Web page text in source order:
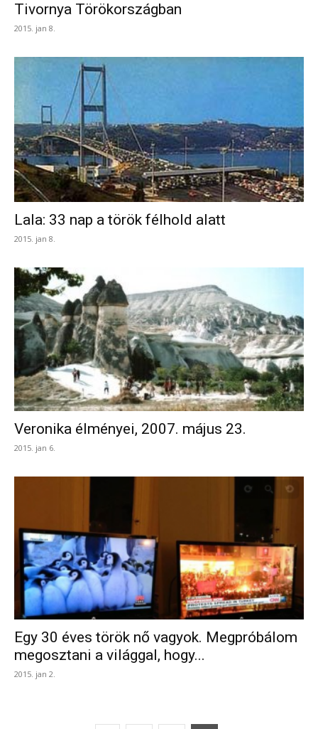
Tivornya Törökországban
2015. jan 8.
Lala: 33 nap a török félhold alatt
2015. jan 8.
Veronika élményei, 2007. május 23.
2015. jan 6.
Egy 30 éves török nő vagyok. Megpróbálom
megosztani a világgal, hogy...
2015. jan 2.